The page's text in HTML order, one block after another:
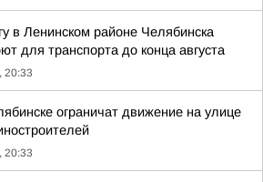
в Ленинском районе Челябинска
для транспорта до конца августа
20:33
ограничат движение на улице
20:33